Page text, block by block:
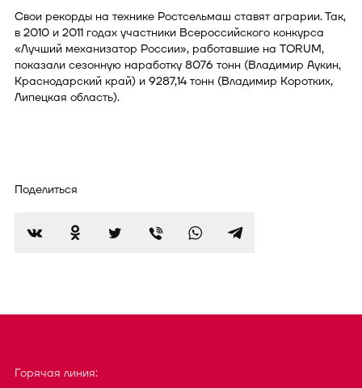
Свои рекорды на технике Ростсельмаш ставят аграрии. Так,
в 2010 и 2011 годах участники Всероссийского конкурса
«Лучший механизатор России», работавшие на TORUM,
показали сезонную наработку 8076 тонн (Владимир Аукин,
Краснодарский край) и 9287,14 тонн (Владимир Коротких,
Липецкая область).
Поделиться
Горячая линия: